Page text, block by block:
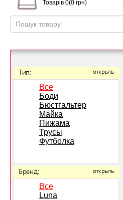
Товарів 0(0 грн)
Тип: открыть
Все
Боди
Бюстгальтер
Майка
Пижама
Трусы
Футболка
Бренд: открыть
Все
Luna